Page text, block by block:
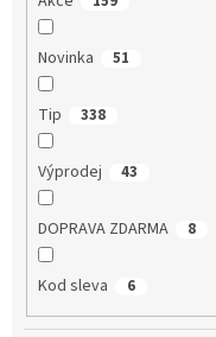
Novinka 51
Tip 338
Výprodej 43
DOPRAVA ZDARMA 8
Kod sleva 6